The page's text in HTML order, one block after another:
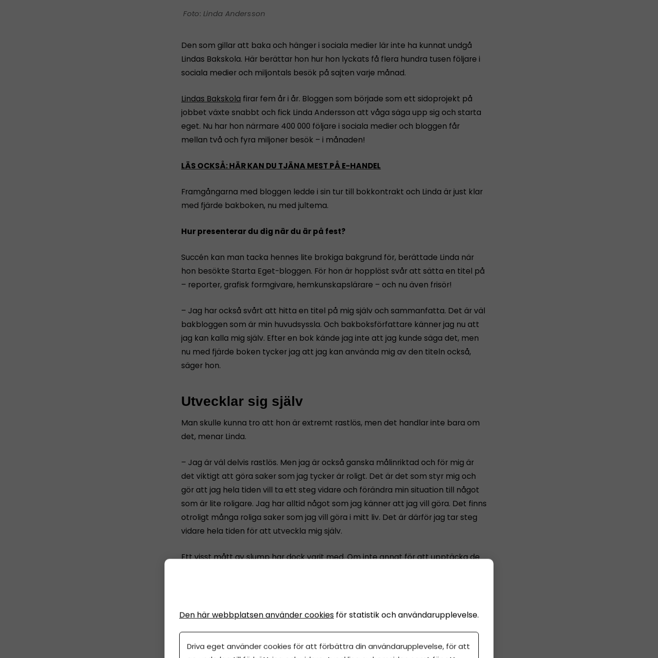
Linda Andersson
Den som gillar att baka och hänger i sociala medier lär inte ha kunnat undgå
Lindas Bakskola. Här berättar hon hur hon lyckats få flera hundra tusen följare i
sociala medier och miljontals besök på sajten varje månad.
Lindas Bakskola firar fem år i år. Bloggen som började som ett sidoprojekt på
jobbet växte snabbt och fick Linda Andersson att våga säga upp sig och starta
eget. Nu har hon närmare 400 000 följare i sociala medier och bloggen får
mellan två och fyra miljoner besök – i månaden!
LÄS OCKSÅ: HÄR KAN DU TJÄNA MEST PÅ E-HANDEL
Framgångarna med bloggen ledde i sin tur till bokkontrakt och Linda är just klar
med fjärde bakboken, nu med jultema.
Hur presenterar du dig när du är på fest?
Succén kan man tacka hennes lite brokiga bakgrund för, berättade Linda när
hon besökte Starta Eget-bloggen. För hon är hopplöst svår att sätta en titel på
– reporter, grafisk formgivare, hemkunskapslärare – och nu även frisör!
– Jag har också svårt att hitta en titel på mig själv och sammanfatta. Det är väl
bakbloggen som är min huvudsyssla. Och bakboksförfattare känner jag nu att
jag kan kalla mig själv. Efter en bok kände jag inte att jag kunde säga det, men
nu med fjärde boken tycker jag att jag kan använda mig av den titeln också,
säger hon.
Utvecklar sig själv
Man skulle kunna tro att hon är extremt rastlös, men det handlar inte bara om
det, menar Linda.
– Jag är väl delvis rastlös. Men jag är också ganska målinriktad och för mig är
det viktigt att göra saker som jag tycker är roligt. Det är det som styr mig och
gör att jag hela tiden vill ta ett steg vidare och förändra min situation till något
som är lite roligare. Jag har alltid något som jag känner att jag vill göra. Det finns
otroligt många roliga saker som jag vill göra i mitt liv. Det är därför jag tar steg
vidare hela tiden för att utveckla mig själv.
Ett visst mått av slump har dock varit med. Om inte annat för att upptäcka de
och har lärt mig nya saker som lagts till mina tidigare erfarenheter, så att jag
Den här webbplatsen använder cookies för statistik och användarupplevelse.
Driva eget använder cookies för att förbättra din användarupplevelse, för att